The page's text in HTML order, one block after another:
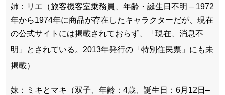
姉：リエ（旅客機客室乗務員、年齢・誕生日不明 – 1972
年から1974年に商品が存在したキャラクターだが、現在
の公式サイトには掲載されておらず、「現在、消息不
明」とされている 。2013年発行の「特別住民票」にも未
掲載）
妹：ミキとマキ（双子、年齢：4歳、誕生日：6月12日 –